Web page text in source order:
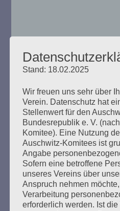
17.01.2020
Erstellt am17. Januar 2020
Zu Beginn der Sitzung
Befangenheitsantrag von
gegen den Gutachter Stefan
gebe keine Gründe
Sachverständigeren zu
nicht der Aussage von Bruno
Stand: 18.02.2025
Wir freuen uns sehr über
Verein. Datenschutz hat
Stellenwert für den
Bundesrepublik e. V.
Komitee). Eine Nutzung
Auschwitz-Komitees ist
Angabe
Sofern eine betroffene
unseres Vereins über
Anspruch nehmen
Verarbeitung
erforderlich werden. Ist die